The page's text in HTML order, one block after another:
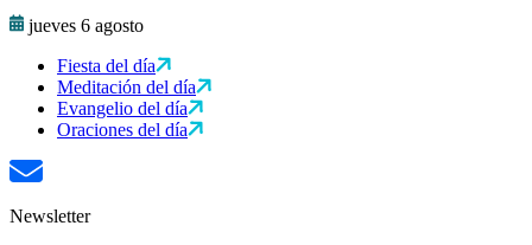
jueves 6 agosto
Fiesta del día
Meditación del día
Evangelio del día
Oraciones del día
Newsletter